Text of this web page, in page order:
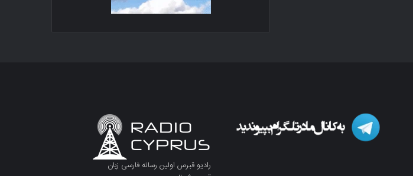
رادیو قبرس اولین رسانه فارسی زبان